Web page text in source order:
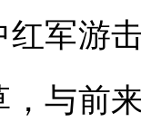
红军游
与前